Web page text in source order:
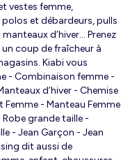
vestes femme,
et débardeurs, pulls
d’hiver... Prenez
coup de fraîcheur à
Kiabi vous
- Combinaison femme -
d’hiver - Chemise
- Manteau Femme
Robe grande taille -
- Jean Garçon - Jean
dit aussi de